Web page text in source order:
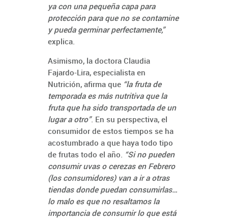
ya con una pequeña capa para
protección para que no se contamine
y pueda germinar perfectamente,”
explica.
Asimismo, la doctora Claudia
Fajardo-Lira, especialista en
Nutrición, afirma que “la fruta de
temporada es más nutritiva que la
fruta que ha sido transportada de un
lugar a otro”. En su perspectiva, el
consumidor de estos tiempos se ha
acostumbrado a que haya todo tipo
de frutas todo el año. “Si no pueden
consumir uvas o cerezas en Febrero
(los consumidores) van a ir a otras
tiendas donde puedan consumirlas…
lo malo es que no resaltamos la
importancia de consumir lo que está